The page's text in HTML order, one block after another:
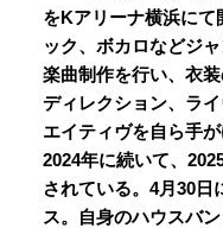
をKアリーナ横浜にて
ック、ボカロなどジ
楽曲制作を行い、衣
ディレクション、ラ
エイティヴを自ら手
2024年に続いて、
されている。4月30日
ス。自身のハウスバ